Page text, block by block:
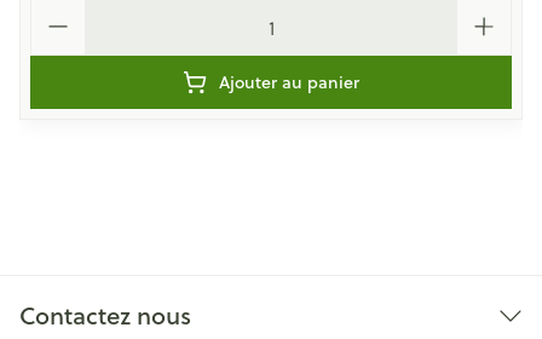
Ajouter au panier
Contactez nous